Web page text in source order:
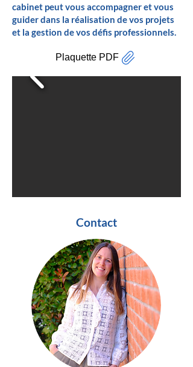
cabinet peut vous accompagner et vous
guider dans la réalisation de vos projets
et la gestion de vos défis professionnels.
Plaquette PDF
Contact